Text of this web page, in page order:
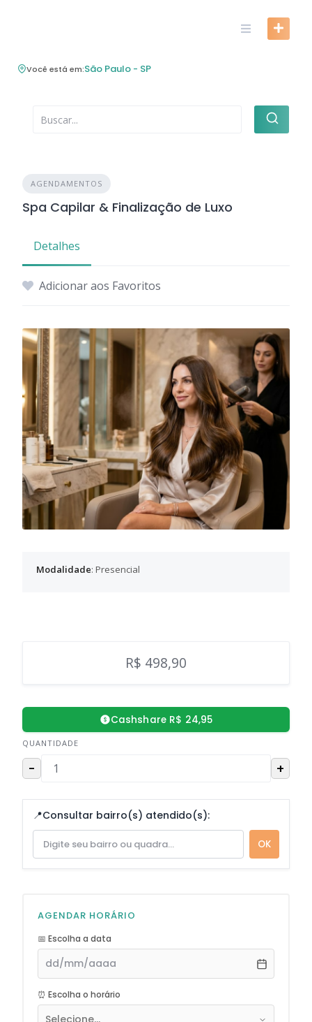
Você está em:São Paulo - SP
AGENDAMENTOS
Spa Capilar & Finalização de Luxo
Detalhes
Adicionar aos Favoritos
Modalidade: Presencial
R$ 498,90
Cashshare R$ 24,95
QUANTIDADE
- +
📍Consultar bairro(s) atendido(s):
OK
AGENDAR HORÁRIO
📅 Escolha a data
⏰ Escolha o horário
Selecione...